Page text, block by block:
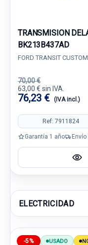
TRANSMISION
BK213B437AD
FORD TRANSIT
70,00 €
63,00 € sin IVA.
76,23 € (IVA incl.)
Ref: 7911824
Garantía 1 año Envío
ELECTRICIDAD
-5% USADO